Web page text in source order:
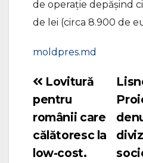
de operaţie depășind
de lei (circa 8.900 de
moldpres.md
Navigare
în
articole
Lovitură
pentru
românii care
călătoresc la
low-cost.